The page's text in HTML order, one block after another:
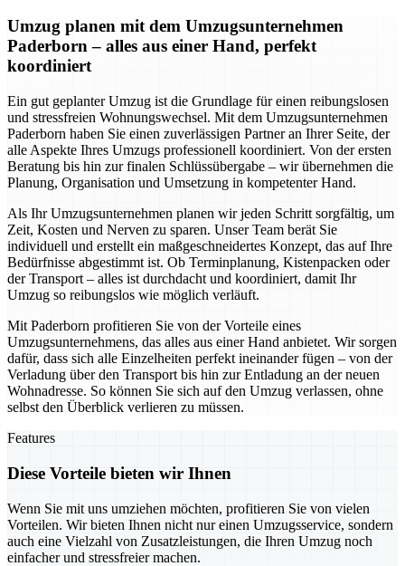
Umzug planen mit dem Umzugsunternehmen
Paderborn – alles aus einer Hand, perfekt
koordiniert
Ein gut geplanter Umzug ist die Grundlage für einen reibungslosen
und stressfreien Wohnungswechsel. Mit dem Umzugsunternehmen
Paderborn haben Sie einen zuverlässigen Partner an Ihrer Seite, der
alle Aspekte Ihres Umzugs professionell koordiniert. Von der ersten
Beratung bis hin zur finalen Schlüssübergabe – wir übernehmen die
Planung, Organisation und Umsetzung in kompetenter Hand.
Als Ihr Umzugsunternehmen planen wir jeden Schritt sorgfältig, um
Zeit, Kosten und Nerven zu sparen. Unser Team berät Sie
individuell und erstellt ein maßgeschneidertes Konzept, das auf Ihre
Bedürfnisse abgestimmt ist. Ob Terminplanung, Kistenpacken oder
der Transport – alles ist durchdacht und koordiniert, damit Ihr
Umzug so reibungslos wie möglich verläuft.
Mit Paderborn profitieren Sie von der Vorteile eines
Umzugsunternehmens, das alles aus einer Hand anbietet. Wir sorgen
dafür, dass sich alle Einzelheiten perfekt ineinander fügen – von der
Verladung über den Transport bis hin zur Entladung an der neuen
Wohnadresse. So können Sie sich auf den Umzug verlassen, ohne
selbst den Überblick verlieren zu müssen.
Features
Diese Vorteile bieten wir Ihnen
Wenn Sie mit uns umziehen möchten, profitieren Sie von vielen
Vorteilen. Wir bieten Ihnen nicht nur einen Umzugsservice, sondern
auch eine Vielzahl von Zusatzleistungen, die Ihren Umzug noch
einfacher und stressfreier machen.